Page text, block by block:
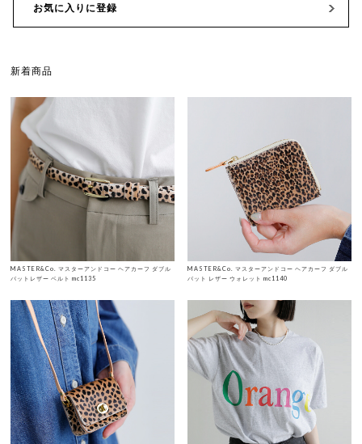
お気に入りに登録
新着商品
MASTER&Co. マスターアンドコー ヘアカーフ ダブル
バットレザー ベルト mc1135
MASTER&Co. マスターアンドコー ヘアカーフ ダブル
バット レザー ウォレット mc1140